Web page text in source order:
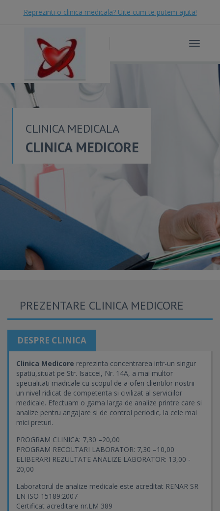
Reprezinti o clinica medicala? Uite cum te putem ajuta!
Toggle
CLINICA MEDICALA
CLINICA MEDICORE
PREZENTARE CLINICA MEDICORE
DESPRE CLINICA
Clinica Medicore reprezinta concentrarea intr-un singur
spatiu,situat pe Str. Isaccei, Nr. 14A, a mai multor
specialitati madicale cu scopul de a oferi clientilor nostrii
un nivel ridicat de competenta si civilizat al serviciilor
medicale. Efectuam o gama larga de analize printre care si
analize pentru angajare si de control periodic, la cele mai
mici preturi.
PROGRAM CLINICA: 7,30 –20,00
PROGRAM RECOLTARI LABORATOR: 7,30 –10,00
ELIBERARI REZULTATE ANALIZE LABORATOR: 13,00 -
20,00
Laboratorul de analize medicale este acreditat RENAR SR
EN ISO 15189:2007
Certificat acreditare nr.LM 389